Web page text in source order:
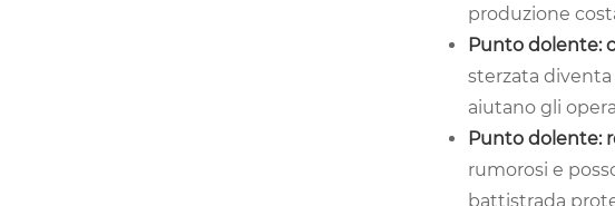
produzione
Punto dolente:
sterzata
aiutano gli
Punto dolente:
rumorosi e
battistrada